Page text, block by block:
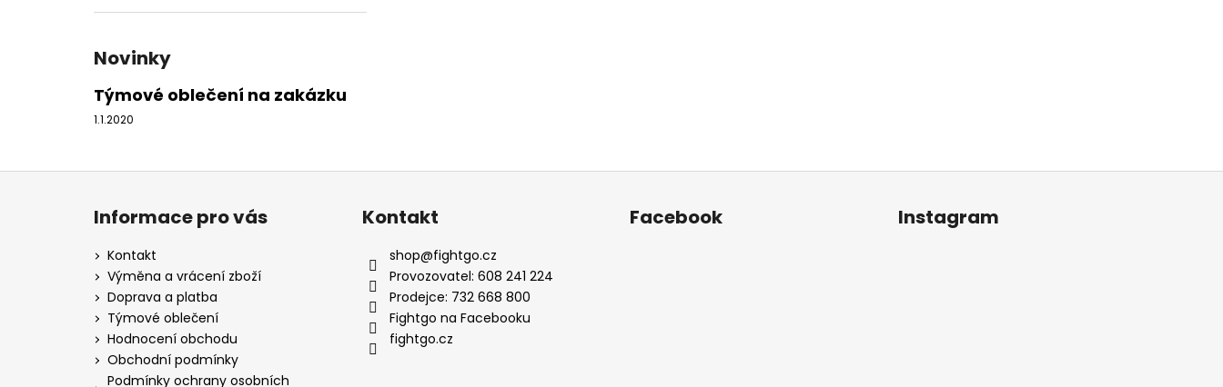
Novinky
Týmové oblečení na zakázku
1.1.2020
Z
Informace pro vás
Kontakt
Výměna a vrácení zboží
Doprava a platba
Týmové oblečení
Hodnocení obchodu
Obchodní podmínky
Podmínky ochrany osobních
Kontakt
shop@fightgo.cz
Provozovatel: 608 241 224
Prodejce: 732 668 800
Fightgo na Facebooku
fightgo.cz
Facebook Instagram